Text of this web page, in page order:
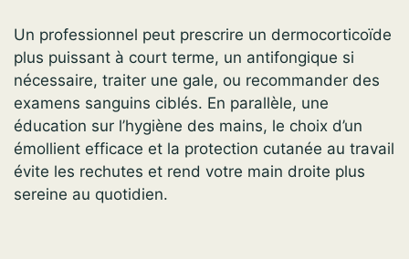
Un professionnel peut prescrire un dermocorticoïde
plus puissant à court terme, un antifongique si
nécessaire, traiter une gale, ou recommander des
examens sanguins ciblés. En parallèle, une
éducation sur l’hygiène des mains, le choix d’un
émollient efficace et la protection cutanée au travail
évite les rechutes et rend votre main droite plus
sereine au quotidien.